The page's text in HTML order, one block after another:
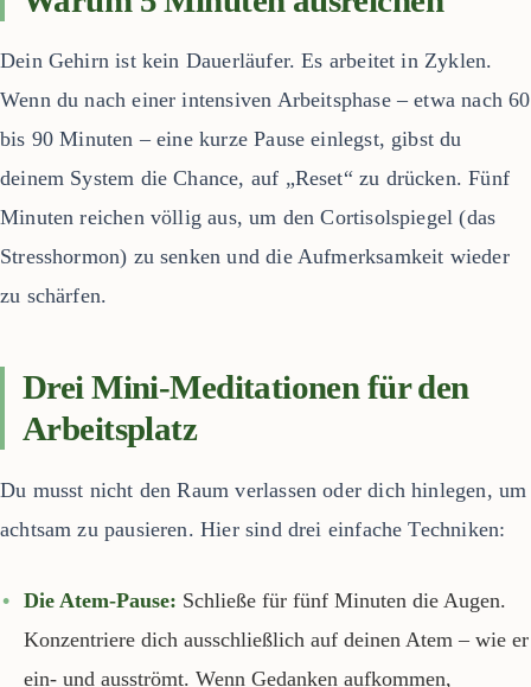
Dein Gehirn ist kein Dauerläufer. Es arbeitet in Zyklen.
Wenn du nach einer intensiven Arbeitsphase – etwa nach 60
bis 90 Minuten – eine kurze Pause einlegst, gibst du
deinem System die Chance, auf „Reset“ zu drücken. Fünf
Minuten reichen völlig aus, um den Cortisolspiegel (das
Stresshormon) zu senken und die Aufmerksamkeit wieder
zu schärfen.
Drei Mini-Meditationen für den
Arbeitsplatz
Du musst nicht den Raum verlassen oder dich hinlegen, um
achtsam zu pausieren. Hier sind drei einfache Techniken:
Die Atem-Pause: Schließe für fünf Minuten die Augen.
Konzentriere dich ausschließlich auf deinen Atem – wie er
ein- und ausströmt. Wenn Gedanken aufkommen,